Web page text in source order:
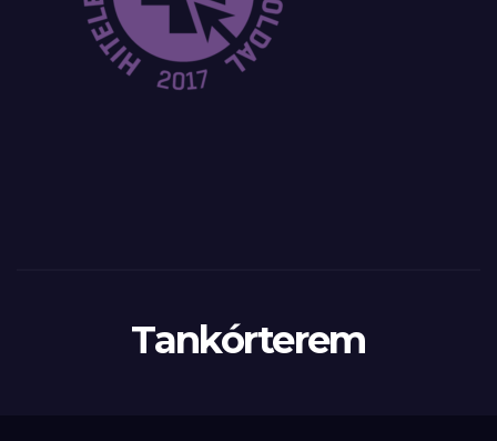
Tankórterem